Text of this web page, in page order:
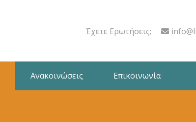
Έχετε Ερωτήσεις;
Ανακοινώσεις Επικοινωνία